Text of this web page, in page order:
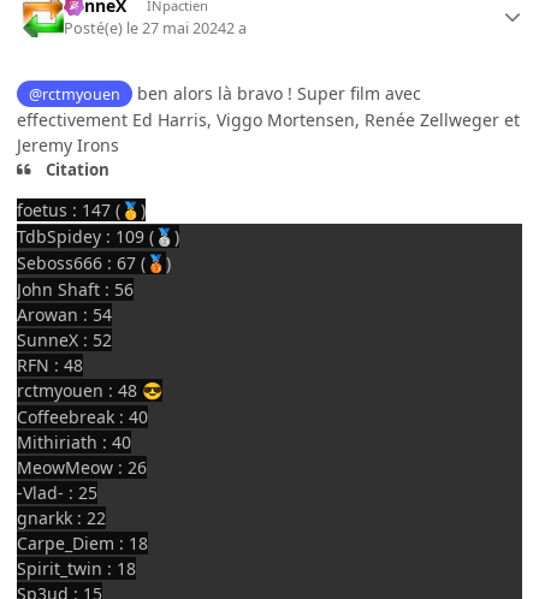
SunneX INpactien
Posté(e) le 27 mai 20242 a
@rctmyouen
ben alors là bravo ! Super film avec
effectivement Ed Harris, Viggo Mortensen, Renée Zellweger et
Jeremy Irons
Citation
foetus : 147 ( 🥇)
TdbSpidey : 109 ( 🥈)
Seboss666 : 67 ( 🥉)
John Shaft : 56
Arowan : 54
SunneX : 52
RFN : 48
rctmyouen : 48 😎
Coffeebreak : 40
Mithiriath : 40
MeowMeow : 26
-Vlad- : 25
gnarkk : 22
Carpe_Diem : 18
Spirit_twin : 18
Sp3ud : 15